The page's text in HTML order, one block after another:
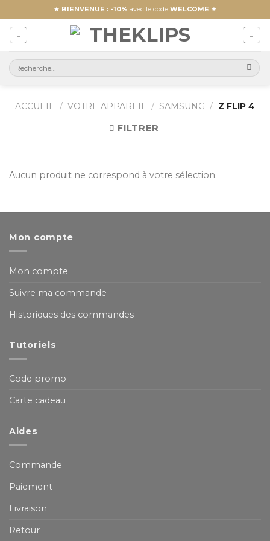
to
content
★ BIENVENUE : -10% avec le code WELCOME ★
ACCUEIL / VOTRE APPAREIL / SAMSUNG / Z FLIP 4
FILTRER
Aucun produit ne correspond à votre sélection.
Mon compte
Mon compte
Suivre ma commande
Historiques des commandes
Tutoriels
Code promo
Carte cadeau
Aides
Commande
Paiement
Livraison
Retour